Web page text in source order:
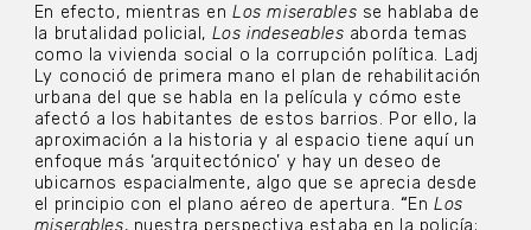
En efecto, mientras enLos miserables se hablaba de
la brutalidad policial, Los indeseables aborda temas
como la vivienda social o la corrupción política. Ladj
Ly conoció de primera mano el plan de rehabilitación
urbana del que se habla en la película y cómo este
afectó a los habitantes de estos barrios. Por ello, la
aproximación a la historia y al espacio tiene aquí un
enfoque más ‘arquitectónico’ y hay un deseo de
ubicarnos espacialmente, algo que se aprecia desde
el principio con el plano aéreo de apertura. “EnLos
miserables, nuestra perspectiva estaba en la policía;